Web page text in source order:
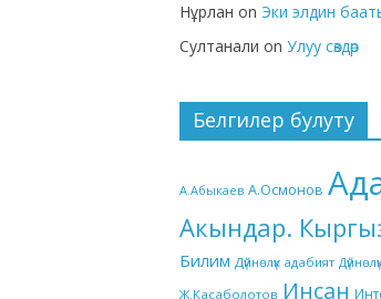
Нұрлан on Эки элдин
Султанали on Улуу сөздөр
Белгилер булуту
А.Абыкаев А.Осмонов
Акындар.
Билим Дүйнөлүк адабият
Ж.Касаболотов Инсан